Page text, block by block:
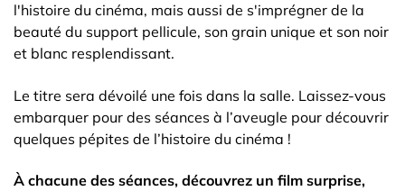
l'histoire du cinéma, mais aussi de s'imprégner de la
beauté du support pellicule, son grain unique et son noir
et blanc resplendissant.
Le titre sera dévoilé une fois dans la salle. Laissez-vous
embarquer pour des séances à l’aveugle pour découvrir
quelques pépites de l’histoire du cinéma !
À chacune des séances, découvrez un film surprise,